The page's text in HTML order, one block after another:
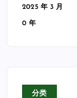
2025 年 3 月
0 年
分类